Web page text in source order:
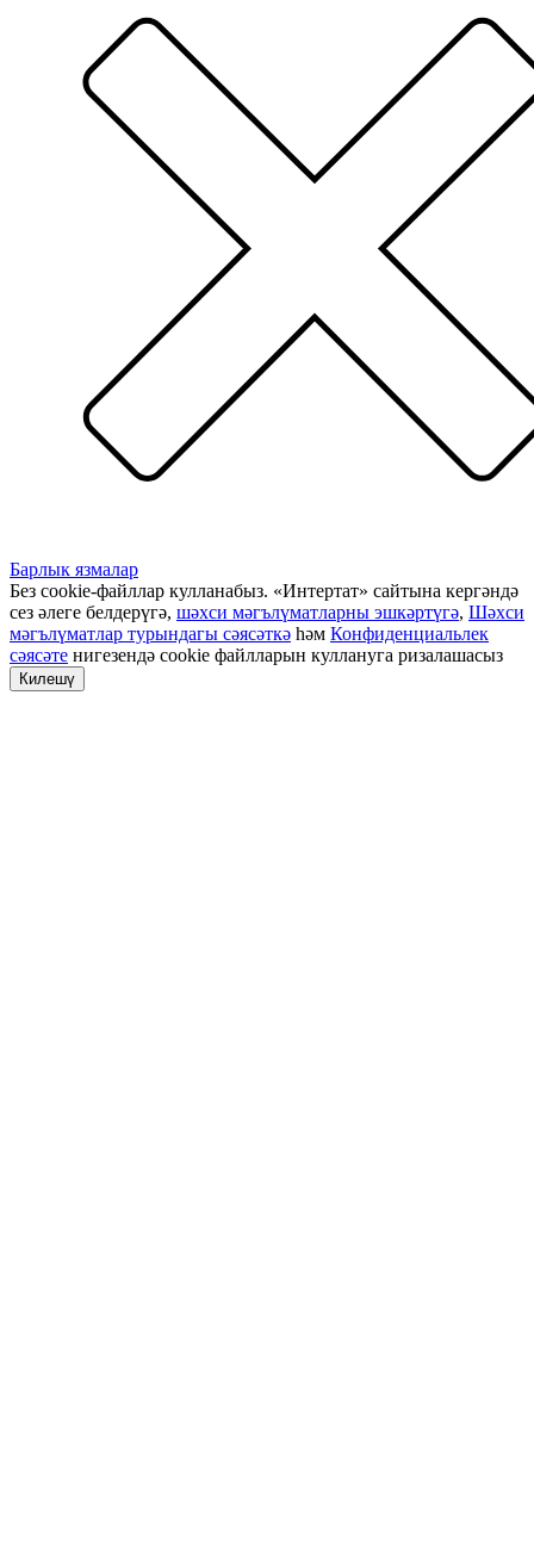
Барлык язмалар
Без cookie-файллар кулланабыз. «Интертат» сайтына кергәндә
сез әлеге белдерүгә, шәхси мәгълүматларны эшкәртүгә, Шәхси
мәгълүматлар турындагы сәясәткә һәм Конфиденциальлек
сәясәте нигезендә cookie файлларын куллануга ризалашасыз
Килешү